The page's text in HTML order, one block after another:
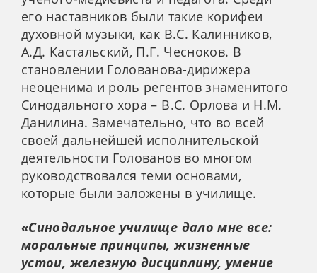
его наставников были такие корифеи
духовной музыки, как В.С. Калинников,
А.Д. Кастальский, П.Г. Чесноков. В
становлении Голованова-дирижера
неоценима и роль регентов знаменитого
Синодального хора – В.С. Орлова и Н.М.
Данилина. Замечательно, что во всей
своей дальнейшей исполнительской
деятельности Голованов во многом
руководствовался теми основами,
которые были заложены в училище.
«Синодальное училище дало мне все:
моральные принципы, жизненные
устои, железную дисциплину, умение